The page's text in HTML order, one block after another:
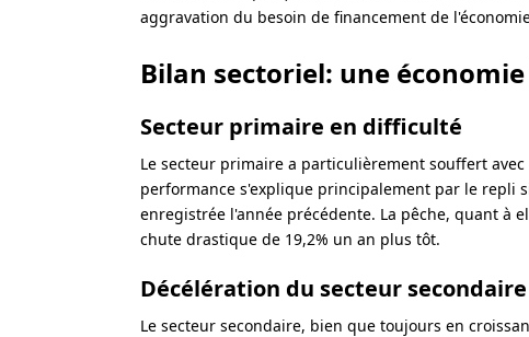
aggravation du besoin de financement de
Bilan sectoriel: une
Secteur primaire en difficulté
Le secteur primaire a particulièrement souffert
performance s'explique principalement par le repli
enregistrée l'année précédente. La pêche, quant à
chute drastique de 19,2% un an plus tôt.
Décélération du secteur secondaire
Le secteur secondaire, bien que toujours en